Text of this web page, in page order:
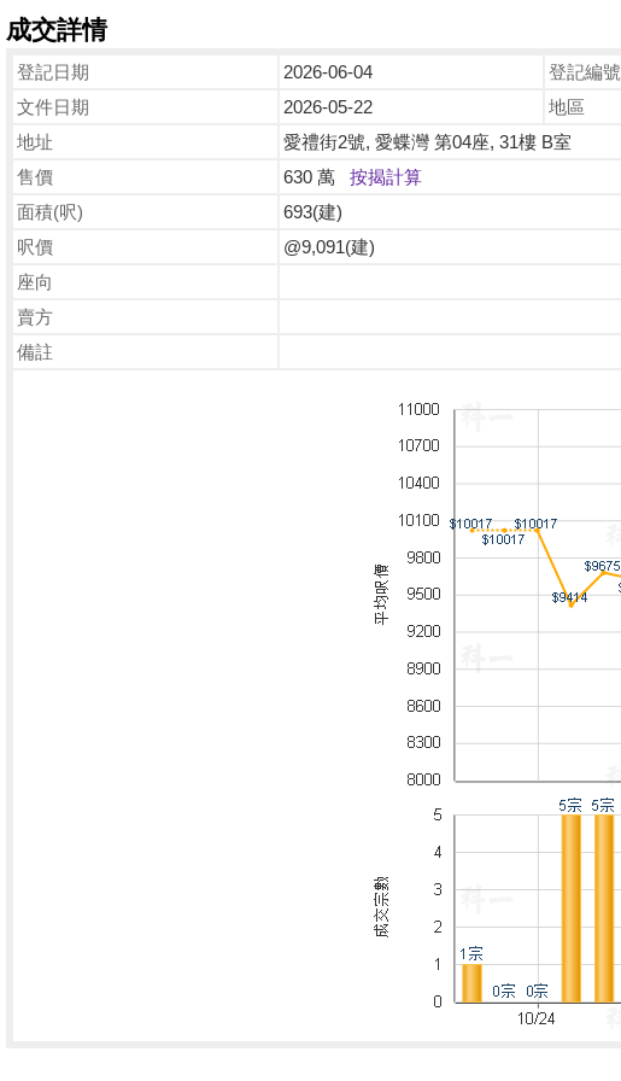
成交詳情
登記日期 2026-06-04 登記編號
文件日期
2026-05-22 地區
地址
愛禮街2號, 愛蝶灣 第04座, 31樓 B室
售價
630 萬 按揭計算
面積(呎)
693(建)
呎價
@9,091(建)
座向
賣方
備註